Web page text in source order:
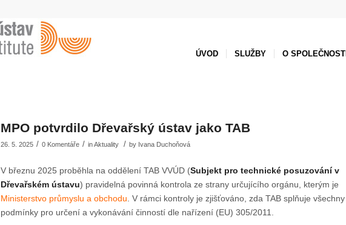
ÚVOD SLUŽBY O SPOLEČNOSTI
MPO potvrdilo Dřevařský ústav jako TAB
26. 5. 2025 / 0 Komentáře / inAktuality / by Ivana Duchoňová
V březnu 2025 proběhla na oddělení TAB VVÚD (Subjekt pro technické posuzování v
Dřevařském ústavu) pravidelná povinná kontrola ze strany určujícího orgánu, kterým je
Ministerstvo průmyslu a obchodu . V rámci kontroly je zjišťováno, zda TAB splňuje všechny
podmínky pro určení a vykonávání činností dle nařízení (EU) 305/2011.